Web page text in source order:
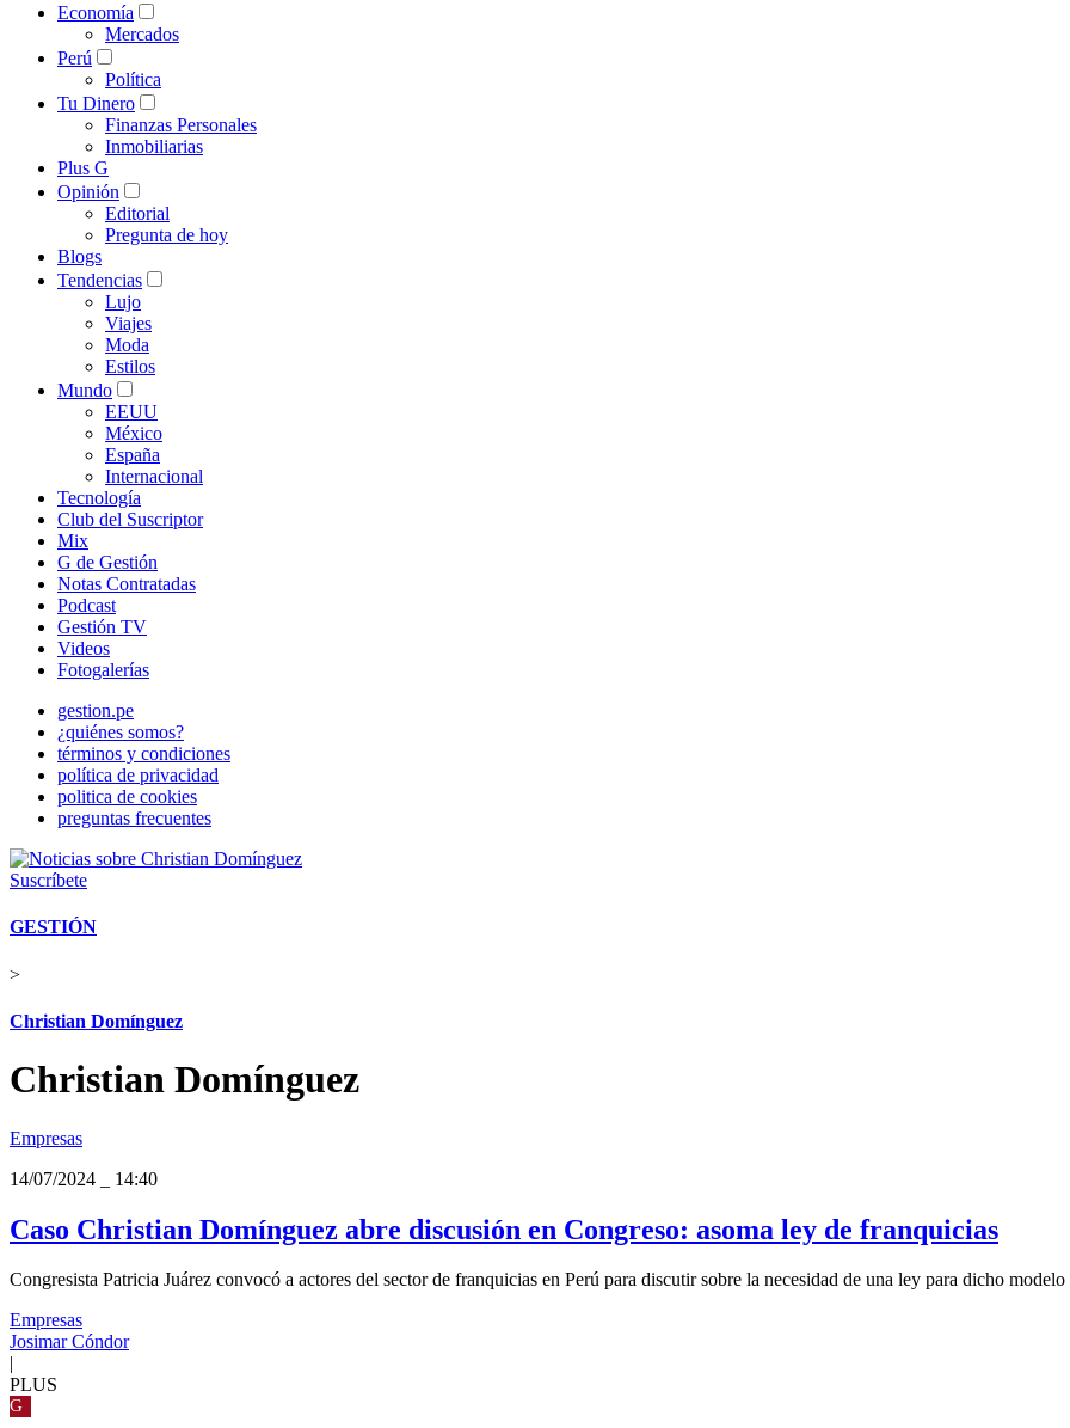
Economía
Mercados
Perú
Política
Tu Dinero
Finanzas Personales
Inmobiliarias
Plus G
Opinión
Editorial
Pregunta de hoy
Blogs
Tendencias
Lujo
Viajes
Moda
Estilos
Mundo
EEUU
México
España
Internacional
Tecnología
Club del Suscriptor
Mix
G de Gestión
Notas Contratadas
Podcast
Gestión TV
Videos
Fotogalerías
gestion.pe
¿quiénes somos?
términos y condiciones
política de privacidad
politica de cookies
preguntas frecuentes
Suscríbete
GESTIÓN
>
Christian Domínguez
Christian Domínguez
Empresas
14/07/2024
14:40
Caso Christian Domínguez abre discusión en Congreso: asoma ley de franquicias
Congresista Patricia Juárez convocó a actores del sector de franquicias en Perú para discutir sobre la necesidad de una ley para dicho modelo
Empresas
Josimar Cóndor
PLUS
G